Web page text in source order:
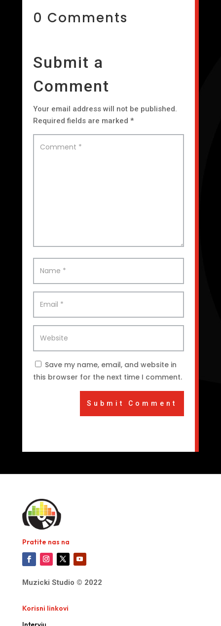
0 Comments
Submit a
Comment
Your email address will not be published.
Required fields are marked*
Save my name, email, and website in
this browser for the next time I comment.
Submit Comment
Pratite nas na
Muzicki Studio © 2022
Korisni linkovi